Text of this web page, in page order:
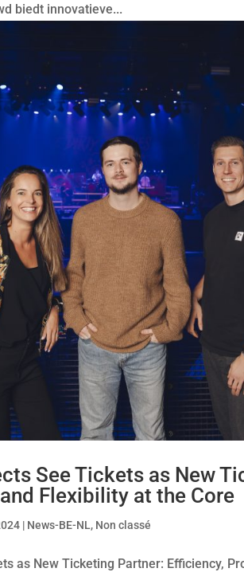
biedt innovatieve...
See Tickets as New
Flexibility at the Core
| News-BE-NL, Non classé
as New Ticketing Partner: Efficiency,